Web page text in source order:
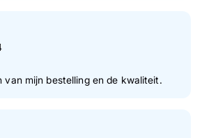
van mijn bestelling en de kwaliteit.